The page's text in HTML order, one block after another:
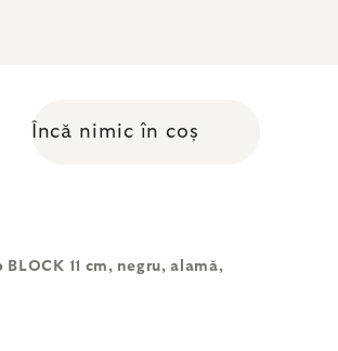
Coş de cumpărături
Încă nimic în coș
11 cm, negru, alamă,